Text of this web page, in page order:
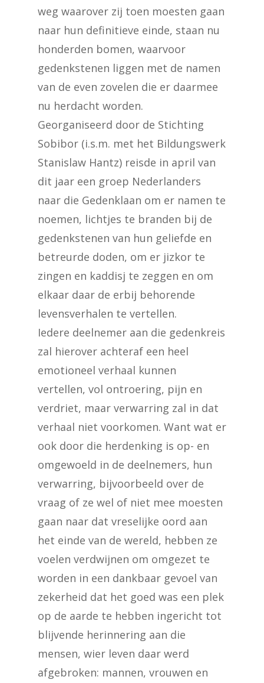
weg waarover zij toen moesten gaan
naar hun definitieve einde, staan nu
honderden bomen, waarvoor
gedenkstenen liggen met de namen
van de even zovelen die er daarmee
nu herdacht worden.
Georganiseerd door de Stichting
Sobibor (i.s.m. met het Bildungswerk
Stanislaw Hantz) reisde in april van
dit jaar een groep Nederlanders
naar die Gedenklaan om er namen te
noemen, lichtjes te branden bij de
gedenkstenen van hun geliefde en
betreurde doden, om er jizkor te
zingen en kaddisj te zeggen en om
elkaar daar de erbij behorende
levensverhalen te vertellen.
Iedere deelnemer aan die gedenkreis
zal hierover achteraf een heel
emotioneel verhaal kunnen
vertellen, vol ontroering, pijn en
verdriet, maar verwarring zal in dat
verhaal niet voorkomen. Want wat er
ook door die herdenking is op- en
omgewoeld in de deelnemers, hun
verwarring, bijvoorbeeld over de
vraag of ze wel of niet mee moesten
gaan naar dat vreselijke oord aan
het einde van de wereld, hebben ze
voelen verdwijnen om omgezet te
worden in een dankbaar gevoel van
zekerheid dat het goed was een plek
op de aarde te hebben ingericht tot
blijvende herinnering aan die
mensen, wier leven daar werd
afgebroken: mannen, vrouwen en